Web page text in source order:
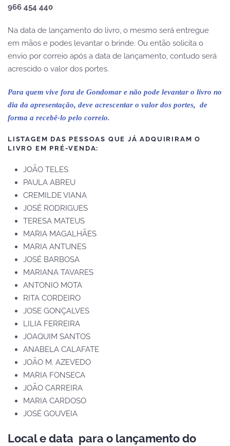
966 454 440
Na data de lançamento do livro, o mesmo será entregue
em mãos e podes levantar o brinde. Ou então solicita o
envio por correio após a data de lançamento, contudo será
acrescido o valor dos portes.
Para quem vive fora de Gondomar e não pode levantar o livro no
dia da apresentação, deve acrescentar o valor dos portes, de
forma a recebê-lo pelo correio.
LISTAGEM DAS PESSOAS QUE JÁ ADQUIRIRAM O
LIVRO EM PRÉ-VENDA:
JOÃO TELES
PAULA ABREU
CREMILDE VIANA
JOSÉ RODRIGUES
TERESA MATEUS
MARIA MAGALHÃES
MARIA ANTUNES
JOSÉ BARBOSA
MARIANA TAVARES
ANTONIO MOTA
RITA CORDEIRO
JOSE GONÇALVES
LILIA FERREIRA
JOAQUIM SANTOS
ANABELA CALAFATE
JOÃO M. AZEVEDO
MARIA FONSECA
JOÃO CARREIRA
MARIA CARDOSO
JOSÉ GOUVEIA
Local e data para o lançamento do